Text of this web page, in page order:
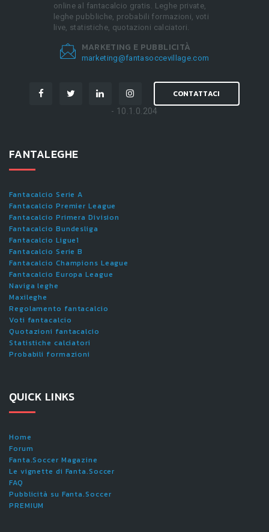
online al fantacalcio gratis. Leghe private,
leghe pubbliche, probabili formazioni, voti
live, statistiche, quotazioni calciatori.
MARKETING E PUBBLICITÀ
marketing@fantasoccevillage.com
CONTATTACI
- 10.1.0.204
FANTALEGHE
Fantacalcio Serie A
Fantacalcio Premier League
Fantacalcio Primera Division
Fantacalcio Bundesliga
Fantacalcio Ligue1
Fantacalcio Serie B
Fantacalcio Champions League
Fantacalcio Europa League
Naviga leghe
Maxileghe
Regolamento fantacalcio
Voti fantacalcio
Quotazioni fantacalcio
Statistiche calciatori
Probabili formazioni
QUICK LINKS
Home
Forum
Fanta.Soccer Magazine
Le vignette di Fanta.Soccer
FAQ
Pubblicità su Fanta.Soccer
PREMIUM